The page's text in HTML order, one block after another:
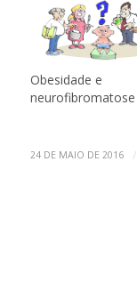
Obesidade e
neurofibromatose
24 DE MAIO DE 2016 /